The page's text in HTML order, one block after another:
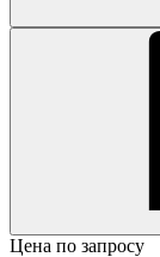
Цена по запросу